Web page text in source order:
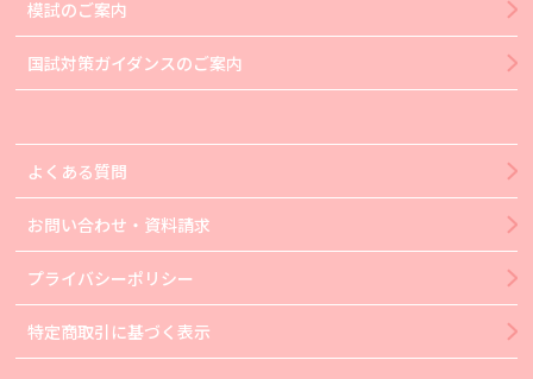
模試のご案内
国試対策ガイダンスのご案内
よくある質問
お問い合わせ・資料請求
プライバシーポリシー
特定商取引に基づく表示